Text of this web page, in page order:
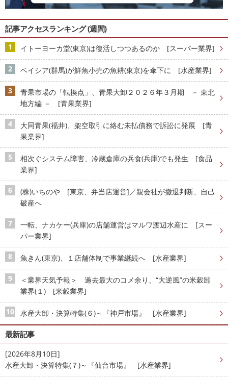
記事アクセスランキング (週間)
イトーヨーカ堂(東京)は復活しつつあるのか [スーパー業界]
ベイシア(群馬)が鮮魚小売の魚耕(東京)を傘下に [水産業界]
青果市場の「転換点」、青果大卸２０２６年３月期 － 東北
地方編 － [青果業界]
大同青果(福井)、架空取引に絡む未払債務で訴訟に発展 [青
果業界]
相次ぐシステム障害、冷蔵倉庫の兵食(兵庫)でも発生 [食品
業界]
(株)いちのや [東京、弁当店運営]／親会社が撤退判断、自己
破産へ
一転、ナカケー(兵庫)の店舗運営はマルワ渡辺水産に [スー
パー業界]
魚きん(東京)、１店舗体制で事業継続へ [水産業界]
＜業界天気予報＞ 過去最大のコメ余り、“大逆風”の米穀卸
業界(１) [米穀業界]
水産大卸・決算特集(６)～『神戸市場』 [水産業界]
最新記事
[2026年8月10日]
水産大卸・決算特集(７)～『仙台市場』 [水産業界]